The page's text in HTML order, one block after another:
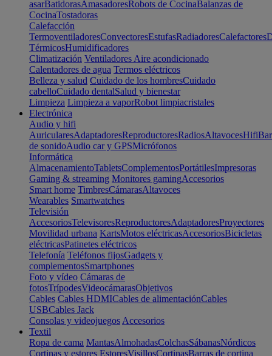
asarBatidorasAmasadoresRobots de CocinaBalanzas de
CocinaTostadoras
Calefacción
TermoventiladoresConvectoresEstufasRadiadoresCalefactores
TérmicosHumidificadores
Climatización Ventiladores Aire acondicionado
Calentadores de agua Termos eléctricos
Belleza y salud Cuidado de los hombresCuidado
cabelloCuidado dentalSalud y bienestar
Limpieza Limpieza a vaporRobot limpiacristales
Electrónica
Audio y hifi
AuricularesAdaptadoresReproductoresRadiosAltavocesHifi
de sonidoAudio car y GPSMicrófonos
Informática
AlmacenamientoTabletsComplementosPortátilesImpresoras
Gaming & streaming Monitores gamingAccesorios
Smart home TimbresCámarasAltavoces
Wearables Smartwatches
Televisión
AccesoriosTelevisoresReproductoresAdaptadoresProyectores
Movilidad urbana KartsMotos eléctricasAccesoriosBicicletas
eléctricasPatinetes eléctricos
Telefonía Teléfonos fijosGadgets y
complementosSmartphones
Foto y vídeo Cámaras de
fotosTrípodesVideocámarasObjetivos
Cables Cables HDMICables de alimentaciónCables
USBCables Jack
Consolas y videojuegos Accesorios
Textil
Ropa de cama MantasAlmohadasColchasSábanasNórdicos
Cortinas y estores EstoresVisillosCortinasBarras de cortina